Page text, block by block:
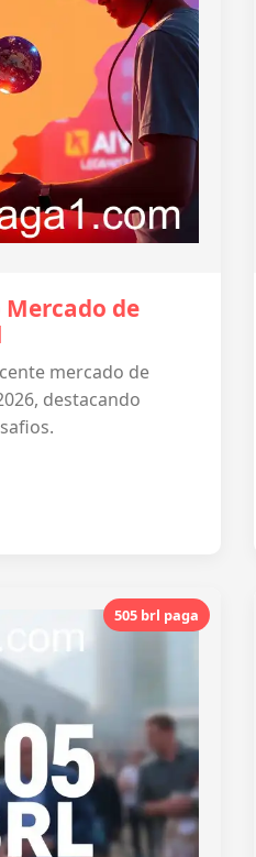
Mercado de
mercado de
destacando
505 brl paga